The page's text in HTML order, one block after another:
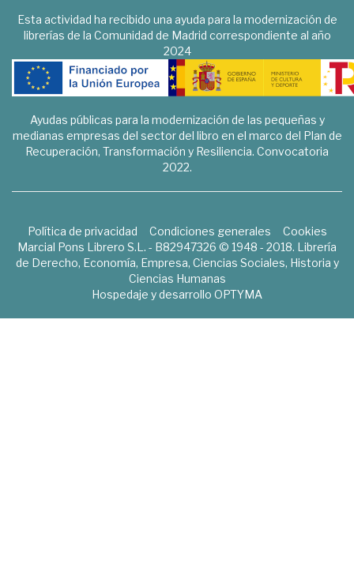
Esta actividad ha recibido una ayuda para la modernización de
librerías de la Comunidad de Madrid correspondiente al año
2024
Ayudas públicas para la modernización de las pequeñas y
medianas empresas del sector del libro en el marco del Plan de
Recuperación, Transformación y Resiliencia. Convocatoria
2022.
Política de privacidad Condiciones generales
Cookies
Marcial Pons Librero S.L. - B82947326 © 1948 - 2018. Librería
de Derecho, Economía, Empresa, Ciencias Sociales, Historia y
Ciencias Humanas
Hospedaje y desarrollo OPTYMA